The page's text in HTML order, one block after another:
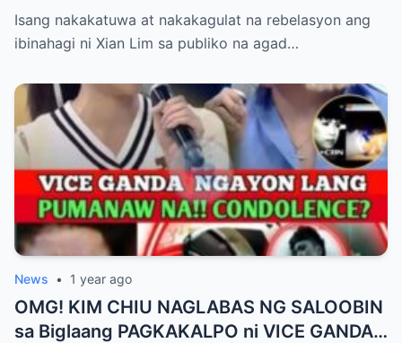
Pagbubuntis ni Louise Delos Reyes!
Matagal na Itinagong Lihim, Isiniwalat na sa
Rebelasyong Di Inaasahan!
Isang nakakatuwa at nakakagulat na rebelasyon ang
ibinahagi ni Xian Lim sa publiko na agad…
News • 1 year ago
OMG! KIM CHIU NAGLABAS NG SALOOBIN
sa Biglaang PAGKAKALPO ni VICE GANDA